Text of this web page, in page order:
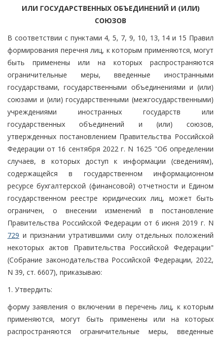
ИЛИ ГОСУДАРСТВЕННЫХ ОБЪЕДИНЕНИЙ И (ИЛИ)
СОЮЗОВ
В соответствии с пунктами 4, 5, 7, 9, 10, 13, 14 и 15 Правил
формирования перечня лиц, к которым применяются, могут
быть применены или на которых распространяются
ограничительные меры, введенные иностранными
государствами, государственными объединениями и (или)
союзами и (или) государственными (межгосударственными)
учреждениями иностранных государств или
государственных объединений и (или) союзов,
утвержденных постановлением Правительства Российской
Федерации от 16 сентября 2022 г. N 1625 "Об определении
случаев, в которых доступ к информации (сведениям),
содержащейся в государственном информационном
ресурсе бухгалтерской (финансовой) отчетности и Едином
государственном реестре юридических лиц, может быть
ограничен, о внесении изменений в постановление
Правительства Российской Федерации от 6 июня 2019 г. N
729 и признании утратившими силу отдельных положений
некоторых актов Правительства Российской Федерации"
(Собрание законодательства Российской Федерации, 2022,
N 39, ст. 6607), приказываю:
1. Утвердить:
форму заявления о включении в перечень лиц, к которым
применяются, могут быть применены или на которых
распространяются ограничительные меры, введенные